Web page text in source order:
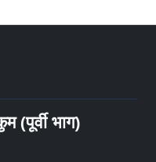
(पूर्वी भाग)